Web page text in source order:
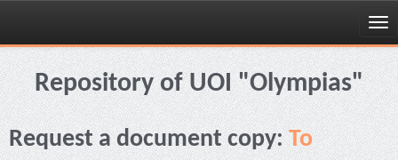
Skip
navigationRepository of UOI "Olympias"
Request a document copy:Το